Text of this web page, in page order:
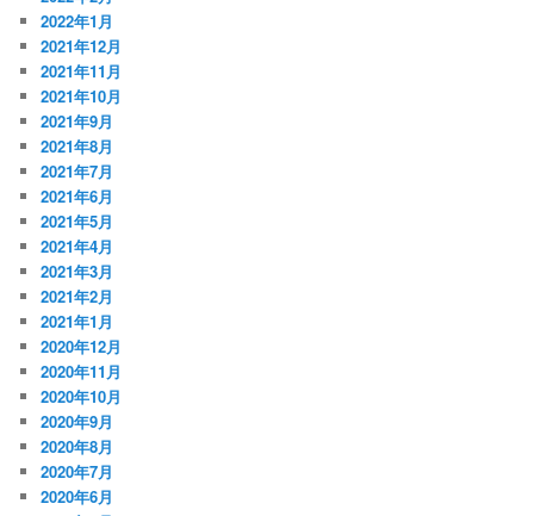
2022年1月
2021年12月
2021年11月
2021年10月
2021年9月
2021年8月
2021年7月
2021年6月
2021年5月
2021年4月
2021年3月
2021年2月
2021年1月
2020年12月
2020年11月
2020年10月
2020年9月
2020年8月
2020年7月
2020年6月